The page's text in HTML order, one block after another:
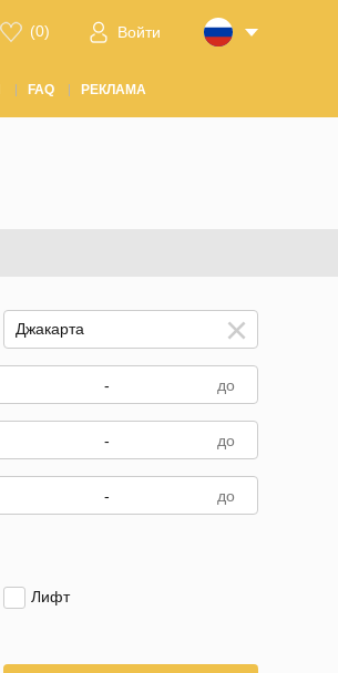
(0) Войти
FAQ РЕКЛАМА
-
-
-
Лифт